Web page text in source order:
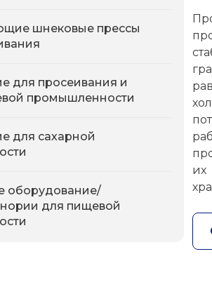
шнековые прессы
для просеивания и
промышленности
для сахарной
оборудование/
для пищевой
их